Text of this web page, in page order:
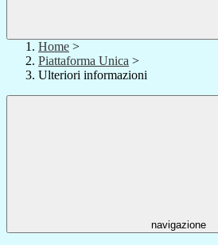
Home >
Piattaforma Unica >
Ulteriori informazioni
navigazione